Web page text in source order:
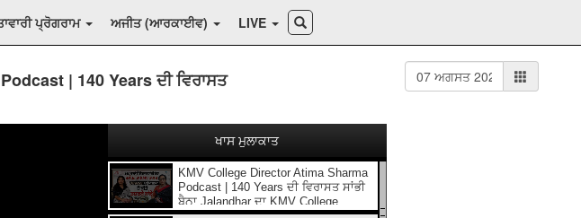
ਪ੍ਰੋਗਰਾਮ ਅਜੀਤ (ਆਰਕਾਈਵ) LIVE
| 140 Years ਦੀ ਵਿਰਾਸਤ
KMV College Director Atima Sharma
Podcast | 140 Years ਦੀ ਵਿਰਾਸਤ ਸਾਂਭੀ
ਬੈਠਾ Jalandhar ਦਾ KMV College
ਖਾਸ ਮੁਲਾਕਾਤ